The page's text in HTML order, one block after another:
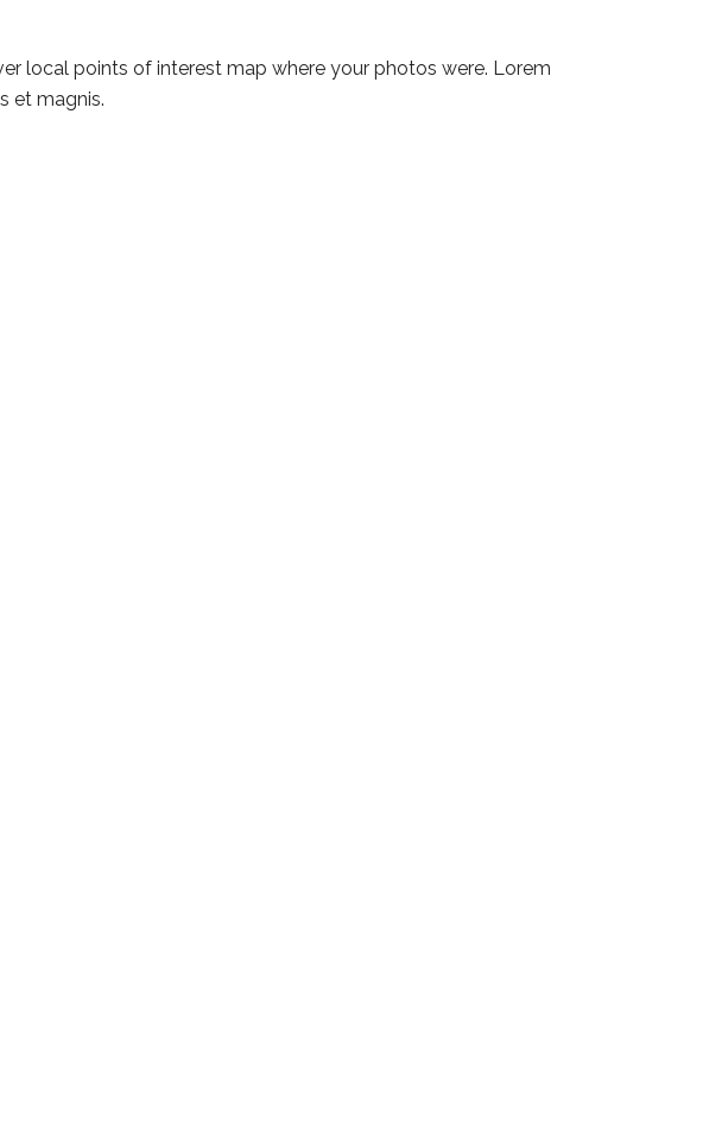
local points of interest map where your photos were. Lorem
et magnis.